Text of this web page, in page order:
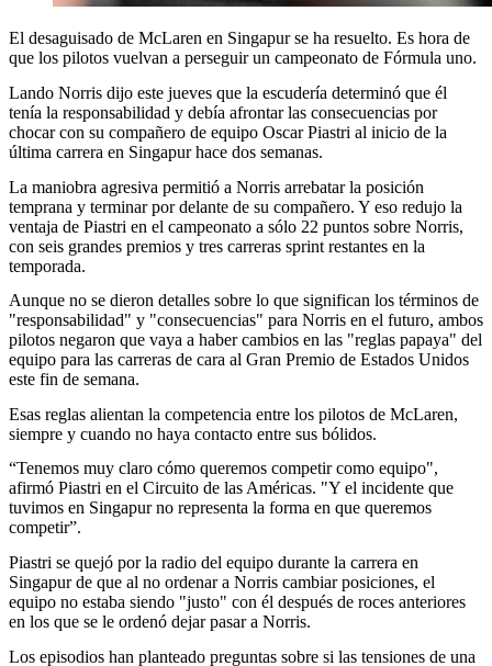
El desaguisado de McLaren en Singapur se ha resuelto. Es hora de
que los pilotos vuelvan a perseguir un campeonato de Fórmula uno.
Lando Norris dijo este jueves que la escudería determinó que él
tenía la responsabilidad y debía afrontar las consecuencias por
chocar con su compañero de equipo Oscar Piastri al inicio de la
última carrera en Singapur hace dos semanas.
La maniobra agresiva permitió a Norris arrebatar la posición
temprana y terminar por delante de su compañero. Y eso redujo la
ventaja de Piastri en el campeonato a sólo 22 puntos sobre Norris,
con seis grandes premios y tres carreras sprint restantes en la
temporada.
Aunque no se dieron detalles sobre lo que significan los términos de
"responsabilidad" y "consecuencias" para Norris en el futuro, ambos
pilotos negaron que vaya a haber cambios en las "reglas papaya" del
equipo para las carreras de cara al Gran Premio de Estados Unidos
este fin de semana.
Esas reglas alientan la competencia entre los pilotos de McLaren,
siempre y cuando no haya contacto entre sus bólidos.
“Tenemos muy claro cómo queremos competir como equipo",
afirmó Piastri en el Circuito de las Américas. "Y el incidente que
tuvimos en Singapur no representa la forma en que queremos
competir”.
Piastri se quejó por la radio del equipo durante la carrera en
Singapur de que al no ordenar a Norris cambiar posiciones, el
equipo no estaba siendo "justo" con él después de roces anteriores
en los que se le ordenó dejar pasar a Norris.
Los episodios han planteado preguntas sobre si las tensiones de una